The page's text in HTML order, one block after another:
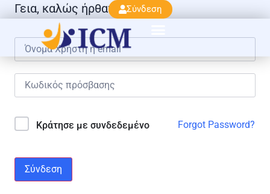
Σύνδεση
Γεια, καλώς ήρθατε πάλι!
Κράτησε με συνδεδεμένο Forgot Password?
Σύνδεση